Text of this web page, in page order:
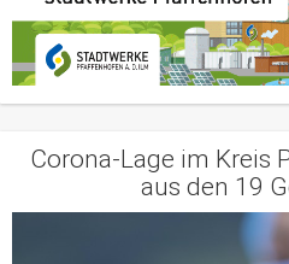
Corona-Lage im Kreis
aus den 19